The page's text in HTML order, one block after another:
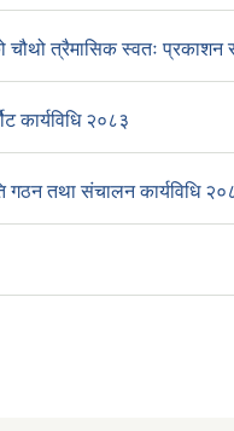
त्रैमासिक स्वतः प्रकाशन
कार्यविधि २०८३
गठन तथा संचालन कार्यविधि